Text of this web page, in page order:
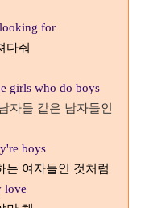
for
다줘
girls who do boys
자들 같은 남자들인
boys
는 여자들인 것처럼
love